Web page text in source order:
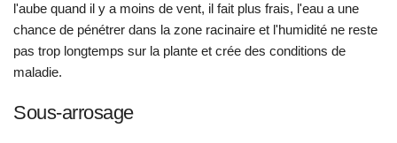
l'aube quand il y a moins de vent, il fait plus frais, l'eau a une
chance de pénétrer dans la zone racinaire et l'humidité ne reste
pas trop longtemps sur la plante et crée des conditions de
maladie.
Sous-arrosage